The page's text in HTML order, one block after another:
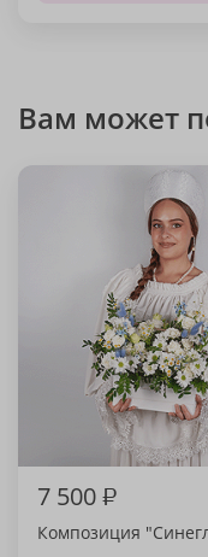
Вам может
7 500₽
Композиция